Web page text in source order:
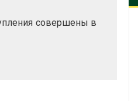
совершены в